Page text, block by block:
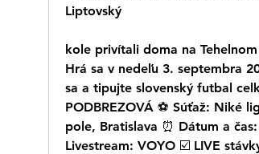
Liptovský
kole privítali doma na
Hrá sa v nedeľu 3. septembra
sa a tipujte slovenský futbal
PODBREZOVÁ ⚽ Súťaž: Niké
pole, Bratislava ⏰ Dátum a
Livestream: VOYO ☑️ LIVE